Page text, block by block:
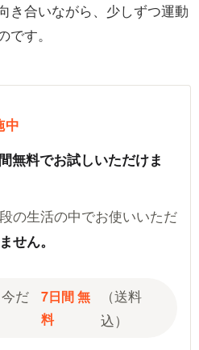
き合いながら、少しずつ運動
す。
中
無料でお試しいただけま
の生活の中でお使いいただ
せん。
だ
7日間 無
料
（送料
込）